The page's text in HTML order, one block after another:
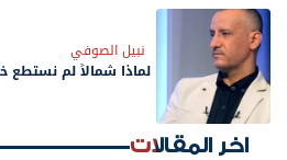
نبيل الصوفي
لماذا شمالاً لم
اخر المقالات